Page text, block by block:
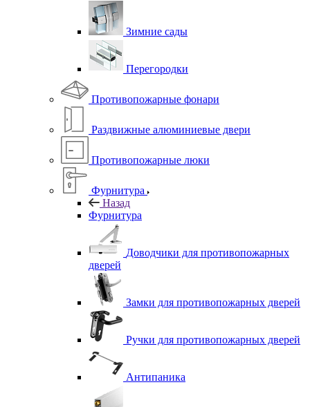
Зимние сады
Перегородки
Противопожарные фонари
Раздвижные алюминиевые двери
Противопожарные люки
Фурнитура
Назад
Фурнитура
Доводчики для противопожарных
дверей
Замки для противопожарных дверей
Ручки для противопожарных дверей
Антипаника